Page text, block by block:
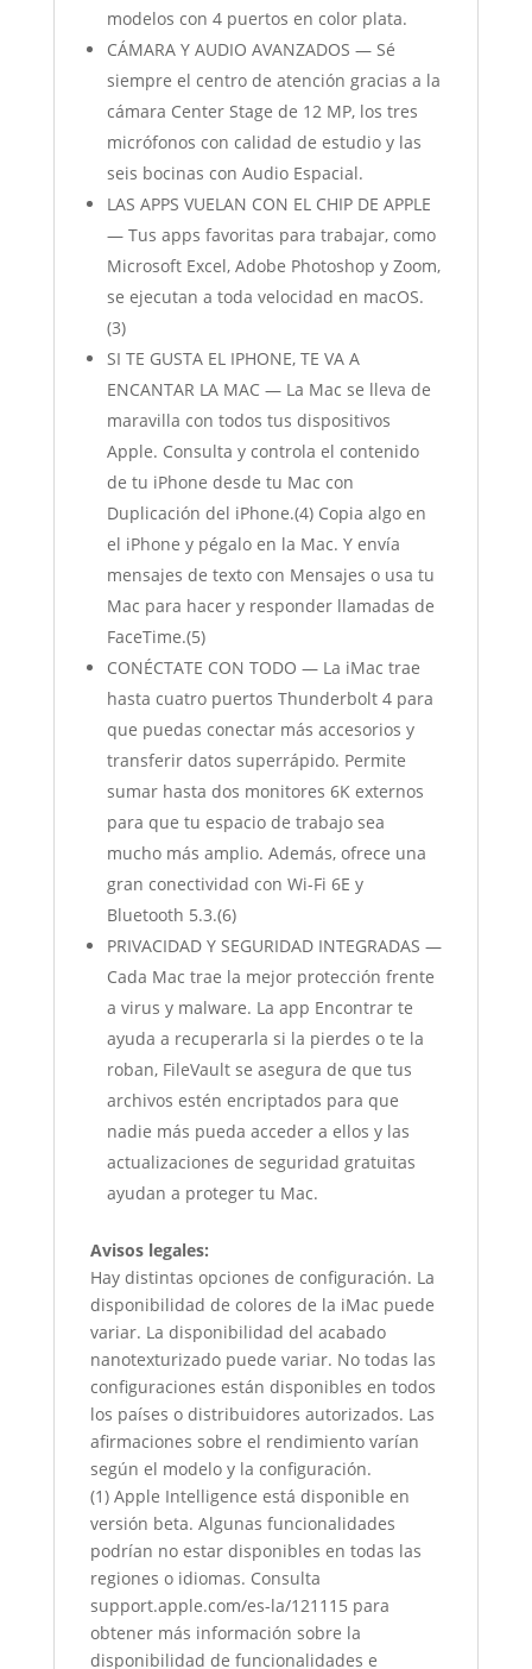
modelos con 4 puertos en color plata.
CÁMARA Y AUDIO AVANZADOS — Sé
siempre el centro de atención gracias a la
cámara Center Stage de 12 MP, los tres
micrófonos con calidad de estudio y las
seis bocinas con Audio Espacial.
LAS APPS VUELAN CON EL CHIP DE APPLE
— Tus apps favoritas para trabajar, como
Microsoft Excel, Adobe Photoshop y Zoom,
se ejecutan a toda velocidad en macOS.
(3)
SI TE GUSTA EL IPHONE, TE VA A
ENCANTAR LA MAC — La Mac se lleva de
maravilla con todos tus dispositivos
Apple. Consulta y controla el contenido
de tu iPhone desde tu Mac con
Duplicación del iPhone.(4) Copia algo en
el iPhone y pégalo en la Mac. Y envía
mensajes de texto con Mensajes o usa tu
Mac para hacer y responder llamadas de
FaceTime.(5)
CONÉCTATE CON TODO — La iMac trae
hasta cuatro puertos Thunderbolt 4 para
que puedas conectar más accesorios y
transferir datos superrápido. Permite
sumar hasta dos monitores 6K externos
para que tu espacio de trabajo sea
mucho más amplio. Además, ofrece una
gran conectividad con Wi-Fi 6E y
Bluetooth 5.3.(6)
PRIVACIDAD Y SEGURIDAD INTEGRADAS —
Cada Mac trae la mejor protección frente
a virus y malware. La app Encontrar te
ayuda a recuperarla si la pierdes o te la
roban, FileVault se asegura de que tus
archivos estén encriptados para que
nadie más pueda acceder a ellos y las
actualizaciones de seguridad gratuitas
ayudan a proteger tu Mac.
Avisos legales:
Hay distintas opciones de configuración. La
disponibilidad de colores de la iMac puede
variar. La disponibilidad del acabado
nanotexturizado puede variar. No todas las
configuraciones están disponibles en todos
los países o distribuidores autorizados. Las
afirmaciones sobre el rendimiento varían
según el modelo y la configuración.
(1) Apple Intelligence está disponible en
versión beta. Algunas funcionalidades
podrían no estar disponibles en todas las
regiones o idiomas. Consulta
support.apple.com/es-la/121115 para
obtener más información sobre la
disponibilidad de funcionalidades e